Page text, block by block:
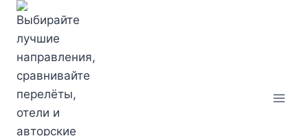
Перейти
содержимому